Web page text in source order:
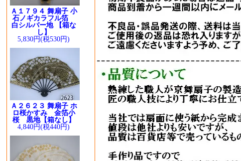
Ａ１７９４ 舞扇子 小
石ノギカラフル箔
白シルバー地 【箱な
し】
5,830円(税530円)
Ａ２６２３ 舞扇子 ホ
ロ桜かすみ 金箔小
桜 黒地【箱なし】
4,840円(税440円)